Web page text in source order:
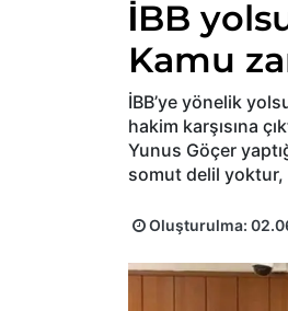
İBB
Kamu
İBB’ye yönelik
hakim karşısına
Yunus Göçer
somut delil yoktur,
Oluşturulma: